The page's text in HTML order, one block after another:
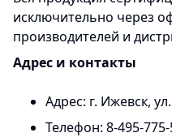
исключительно через
производителей и
Адрес и контакты
Адрес: г. Ижевск,
Телефон: 8-495-